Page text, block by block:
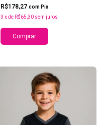
R$178,27 com Pix
3 xde R$65,30 sem juros
Comprar